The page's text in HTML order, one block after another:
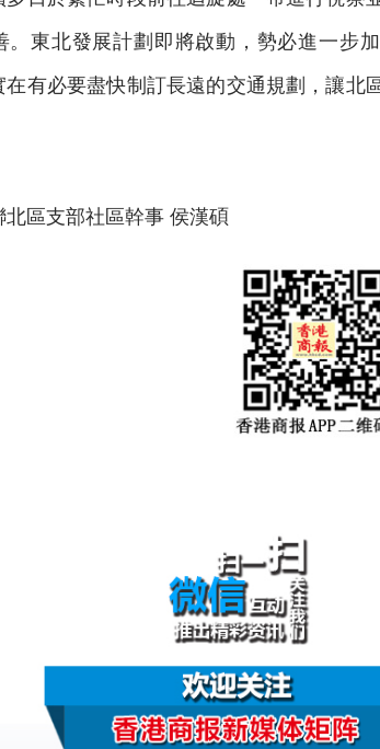
。東北發展計劃即將啟動，勢必進一步
在有必要盡快制訂長遠的交通規劃，讓北
支部社區幹事 侯漢碩